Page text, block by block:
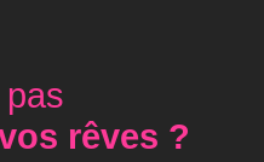
rêves ?